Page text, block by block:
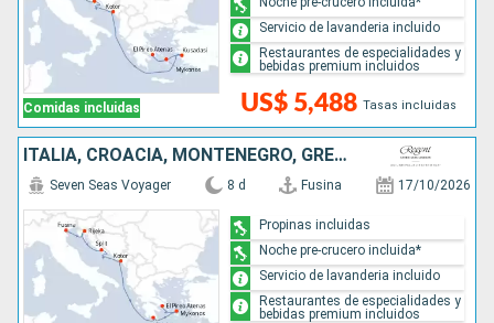
Comidas incluidas US$ 5,488 Tasas incluidas
Servicio de lavanderia incluido
Restaurantes de especialidades y
bebidas premium incluidos
ITALIA, CROACIA, MONTENEGRO, GRECIA
Seven Seas Voyager 8 d Fusina 17/10/2026
Propinas incluidas
Noche pre-crucero incluida*
Servicio de lavanderia incluido
Restaurantes de especialidades y
bebidas premium incluidos